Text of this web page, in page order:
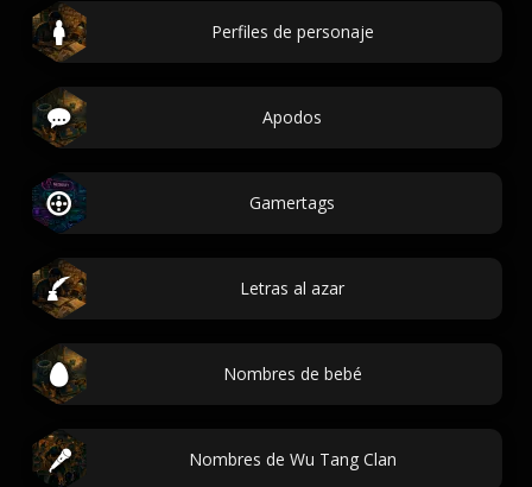
Perfiles de personaje
Apodos
Gamertags
Letras al azar
Nombres de bebé
Nombres de Wu Tang Clan